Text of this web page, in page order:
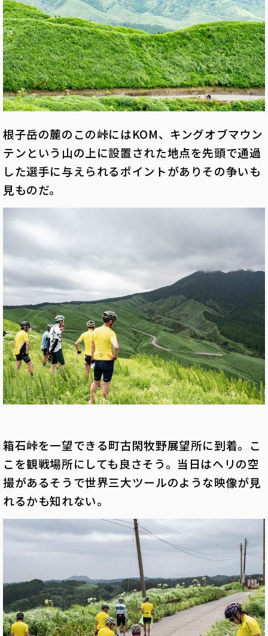
根子岳の麓のこの峠にはKOM、キングオブマウン
テンという山の上に設置された地点を先頭で通過
した選手に与えられるポイントがありその争いも
見ものだ。
箱石峠を一望できる町古閑牧野展望所に到着。こ
こを観戦場所にしても良さそう。当日はヘリの空
撮があるそうで世界三大ツールのような映像が見
れるかも知れない。